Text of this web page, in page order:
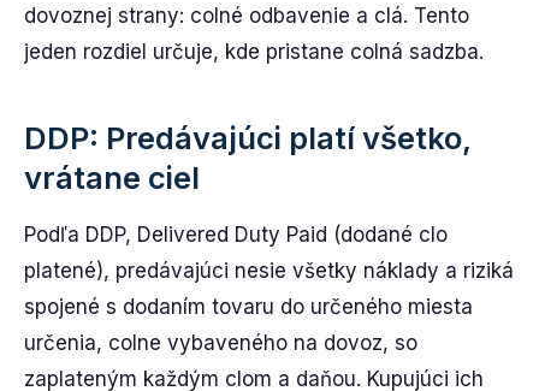
dovoznej strany: colné odbavenie a clá. Tento
jeden rozdiel určuje, kde pristane colná sadzba.
DDP: Predávajúci platí všetko,
vrátane ciel
Podľa DDP, Delivered Duty Paid (dodané clo
platené), predávajúci nesie všetky náklady a riziká
spojené s dodaním tovaru do určeného miesta
určenia, colne vybaveného na dovoz, so
zaplateným každým clom a daňou. Kupujúci ich